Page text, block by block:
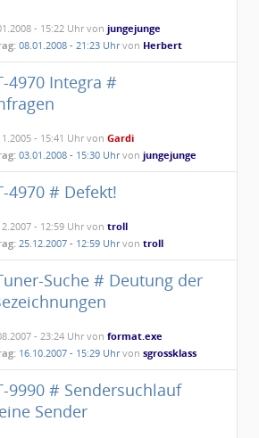
- 15:22 Uhr vonjungejunge
08.01.2008 - 21:23 Uhrvon Herbert
4970 Integra #
- 15:41 Uhr vonGardi
03.01.2008 - 15:30 Uhrvonjungejunge
4970 # Defekt!
- 12:59 Uhr vontroll
25.12.2007 - 12:59 Uhrvontroll
Suche # Deutung der
- 23:24 Uhr vonformat.exe
16.10.2007 - 15:29 Uhrvonsgrossklass
9990 # Sendersuchlauf
Sender